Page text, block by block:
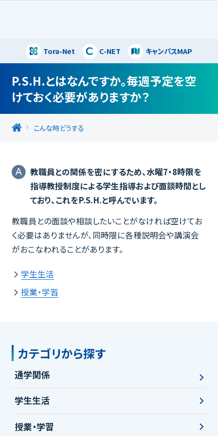
Tora-Net C-NET キャンパスMAP閉じる
P.S.H.とはなんですか。毎週予定を空
けておく必要がありますか？
こんな時どうする
教職員との関係を密にするため、水曜7・8時限を
指導教授制度による学生指導および面談時間とし
ており、これをP.S.H.と呼んでいます。
教職員との面談や相談したいことがなければ空けてお
く必要はありませんが、同時限に各種説明会や講演会
がおこなわれることがあります。
学生生活
授業・学習
カテゴリから探す
通学関係
学生生活
授業・学習